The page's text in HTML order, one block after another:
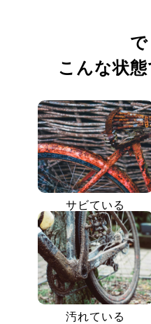
で
こんな状
サビている
汚れている